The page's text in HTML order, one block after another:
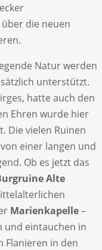
die neuen
Natur werden
unterstützt.
hatte auch den
Ehren wurde hier
Die vielen Ruinen
einer langen und
Ob es jetzt das
Alte
Marienkapelle–
und eintauchen in
Flanieren in den